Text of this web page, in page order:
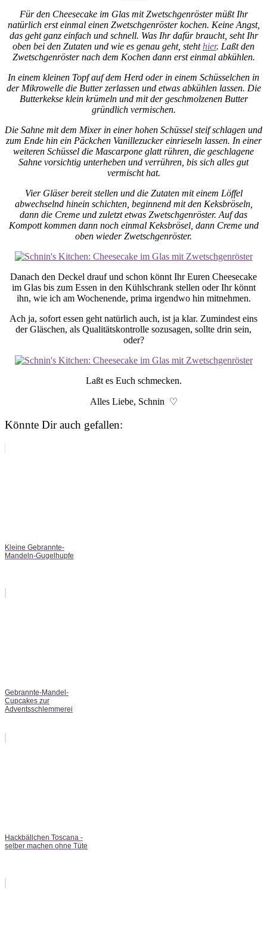
Für den Cheesecake im Glas mit Zwetschgenröster müßt Ihr
natürlich erst einmal einen Zwetschgenröster kochen. Keine Angst,
das geht ganz einfach und schnell. Was Ihr dafür braucht, seht Ihr
oben bei den Zutaten und wie es genau geht, stehthier. Laßt den
Zwetschgenröster nach dem Kochen dann erst einmal abkühlen.
In einem kleinen Topf auf dem Herd oder in einem Schüsselchen in
der Mikrowelle die Butter zerlassen und etwas abkühlen lassen. Die
Butterkekse klein krümeln und mit der geschmolzenen Butter
gründlich vermischen.
Die Sahne mit dem Mixer in einer hohen Schüssel steif schlagen und
zum Ende hin ein Päckchen Vanillezucker einrieseln lassen. In einer
weiteren Schüssel die Mascarpone glatt rühren, die geschlagene
Sahne vorsichtig unterheben und verrühren, bis sich alles gut
vermischt hat.
Vier Gläser bereit stellen und die Zutaten mit einem Löffel
abwechselnd hinein schichten, beginnend mit den Keksbröseln,
dann die Creme und zuletzt etwas Zwetschgenröster. Auf das
Kompott kommen dann noch einmal Keksbrösel, dann Creme und
oben wieder Zwetschgenröster.
Danach den Deckel drauf und schon könnt Ihr Euren Cheesecake
im Glas bis zum Essen in den Kühlschrank stellen oder Ihr könnt
ihn, wie ich am Wochenende, prima irgendwo hin mitnehmen.
Ach ja, sofort essen geht natürlich auch, ist ja klar. Zumindest eins
der Gläschen, als Qualitätskontrolle sozusagen, sollte drin sein,
oder?
Laßt es Euch schmecken.
Alles Liebe, Schnin ♡
Könnte Dir auch gefallen:
Kleine Gebrannte-
Mandeln-Gugelhupfe
Gebrannte-Mandel-
Cupcakes zur
Adventsschlemmerei
Hackbällchen Toscana -
selber machen ohne Tüte